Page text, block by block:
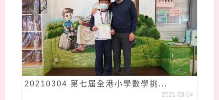
20210304 第七屆全港小學數學挑...
2021-03-04